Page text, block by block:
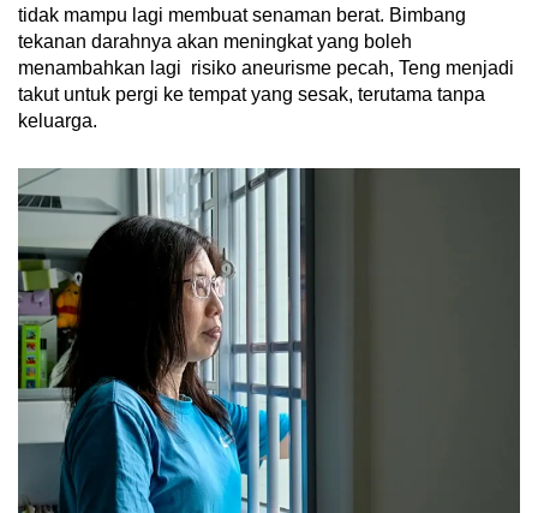
tidak mampu lagi membuat senaman berat. Bimbang
tekanan darahnya akan meningkat yang boleh
menambahkan lagi risiko aneurisme pecah, Teng menjadi
takut untuk pergi ke tempat yang sesak, terutama tanpa
keluarga.